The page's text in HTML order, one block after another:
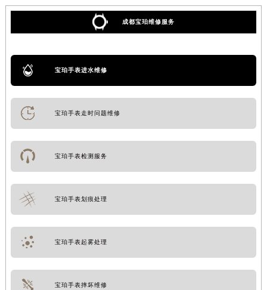
成都宝珀维修服务
宝珀手表进水维修
宝珀手表走时问题维修
宝珀手表检测服务
宝珀手表划痕处理
宝珀手表起雾处理
宝珀手表摔坏维修